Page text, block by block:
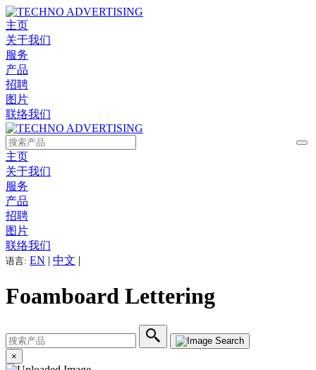
主页
关于我们
服务
产品
招聘
图片
联络我们
主页
关于我们
服务
产品
招聘
图片
联络我们
语言: EN | 中文 |
Foamboard Lettering
×